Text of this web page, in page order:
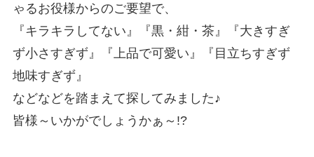
ゃるお役様からのご要望で、
『キラキラしてない』『黒・紺・茶』『大きすぎ
ず小さすぎず』『上品で可愛い』『目立ちすぎず
地味すぎず』
などなどを踏まえて探してみました♪
皆様～いかがでしょうかぁ～!?